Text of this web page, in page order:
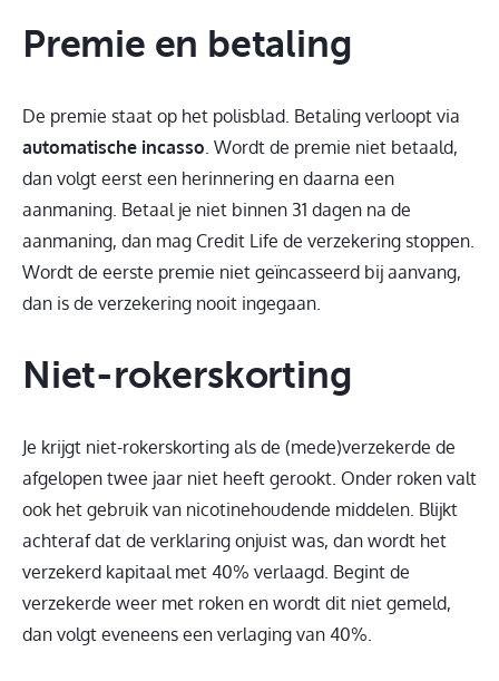
Premie en betaling
De premie staat op het polisblad. Betaling verloopt via
automatische incasso. Wordt de premie niet betaald,
dan volgt eerst een herinnering en daarna een
aanmaning. Betaal je niet binnen 31 dagen na de
aanmaning, dan mag Credit Life de verzekering stoppen.
Wordt de eerste premie niet geïncasseerd bij aanvang,
dan is de verzekering nooit ingegaan.
Niet-rokerskorting
Je krijgt niet-rokerskorting als de (mede)verzekerde de
afgelopen twee jaar niet heeft gerookt. Onder roken valt
ook het gebruik van nicotinehoudende middelen. Blijkt
achteraf dat de verklaring onjuist was, dan wordt het
verzekerd kapitaal met 40% verlaagd. Begint de
verzekerde weer met roken en wordt dit niet gemeld,
dan volgt eveneens een verlaging van 40%.